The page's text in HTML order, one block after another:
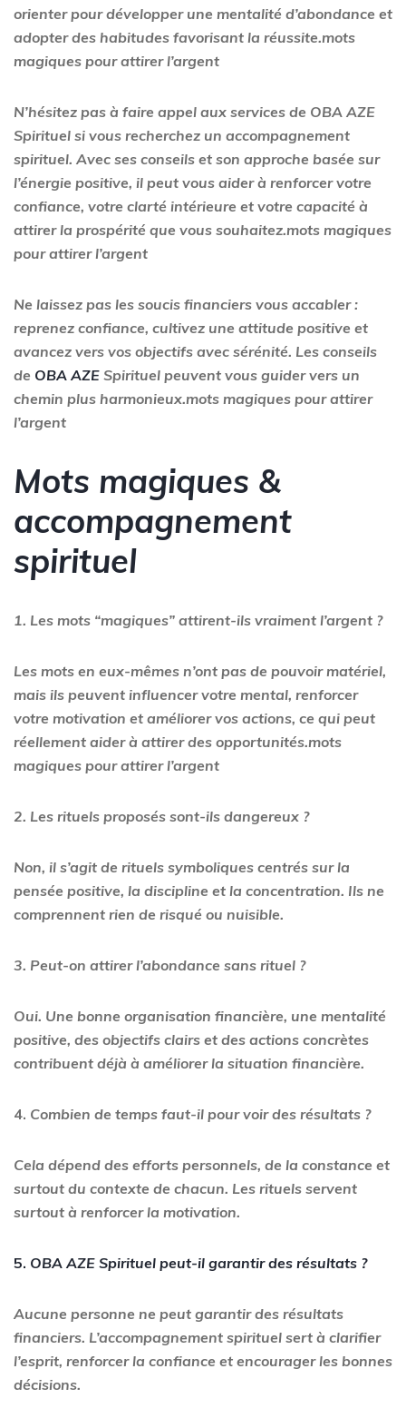
orienter pour développer une mentalité d’abondance et
adopter des habitudes favorisant la réussite.mots
magiques pour attirer l’argent
N’hésitez pas à faire appel aux services de OBA AZE
Spirituel si vous recherchez un accompagnement
spirituel. Avec ses conseils et son approche basée sur
l’énergie positive, il peut vous aider à renforcer votre
confiance, votre clarté intérieure et votre capacité à
attirer la prospérité que vous souhaitez.mots magiques
pour attirer l’argent
Ne laissez pas les soucis financiers vous accabler :
reprenez confiance, cultivez une attitude positive et
avancez vers vos objectifs avec sérénité. Les conseils
de OBA AZE Spirituel peuvent vous guider vers un
chemin plus harmonieux.mots magiques pour attirer
l’argent
Mots magiques &
accompagnement
spirituel
1. Les mots “magiques” attirent-ils vraiment l’argent ?
Les mots en eux-mêmes n’ont pas de pouvoir matériel,
mais ils peuvent influencer votre mental, renforcer
votre motivation et améliorer vos actions, ce qui peut
réellement aider à attirer des opportunités.mots
magiques pour attirer l’argent
2. Les rituels proposés sont-ils dangereux ?
Non, il s’agit de rituels symboliques centrés sur la
pensée positive, la discipline et la concentration. Ils ne
comprennent rien de risqué ou nuisible.
3. Peut-on attirer l’abondance sans rituel ?
Oui. Une bonne organisation financière, une mentalité
positive, des objectifs clairs et des actions concrètes
contribuent déjà à améliorer la situation financière.
4. Combien de temps faut-il pour voir des résultats ?
Cela dépend des efforts personnels, de la constance et
surtout du contexte de chacun. Les rituels servent
surtout à renforcer la motivation.
5. OBA AZE Spirituel peut-il garantir des résultats ?
Aucune personne ne peut garantir des résultats
financiers. L’accompagnement spirituel sert à clarifier
l’esprit, renforcer la confiance et encourager les bonnes
décisions.